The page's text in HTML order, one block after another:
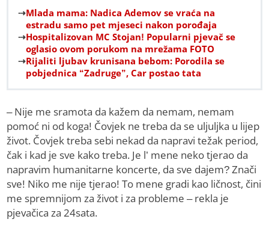
Mlada mama: Nadica Ademov se vraća na
estradu samo pet mjeseci nakon porođaja
Hospitalizovan MC Stojan! Popularni pjevač se
oglasio ovom porukom na mrežama FOTO
Rijaliti ljubav krunisana bebom: Porodila se
pobjednica “Zadruge”, Car postao tata
– Nije me sramota da kažem da nemam, nemam
pomoć ni od koga! Čovjek ne treba da se uljuljka u lijep
život. Čovjek treba sebi nekad da napravi težak period,
čak i kad je sve kako treba. Je l’ mene neko tjerao da
napravim humanitarne koncerte, da sve dajem? Znači
sve! Niko me nije tjerao! To mene gradi kao ličnost, čini
me spremnijom za život i za probleme – rekla je
pjevačica za 24sata.